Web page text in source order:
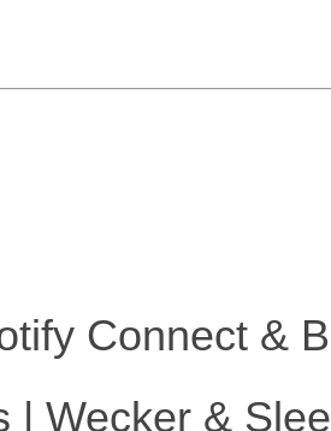
Connect &
| Wecker &